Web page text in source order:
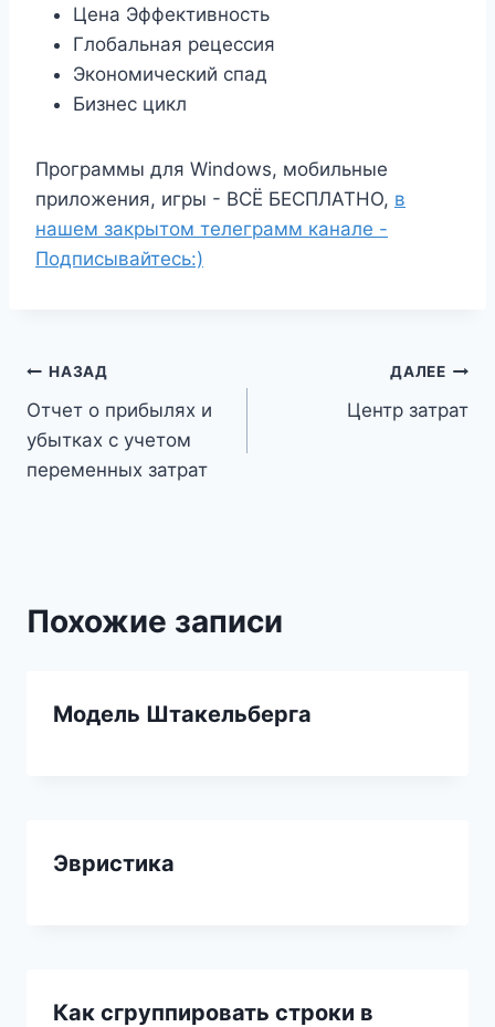
Цена Эффективность
Глобальная рецессия
Экономический спад
Бизнес цикл
Программы для Windows, мобильные
приложения, игры - ВСЁ БЕСПЛАТНО, в
нашем закрытом телеграмм канале -
Подписывайтесь:)
Навигация
по
записям
НАЗАД
Отчет о прибылях и
убытках с учетом
переменных затрат
ДАЛЕЕ
Центр затрат
Похожие записи
Модель Штакельберга
Эвристика
Как сгруппировать строки в